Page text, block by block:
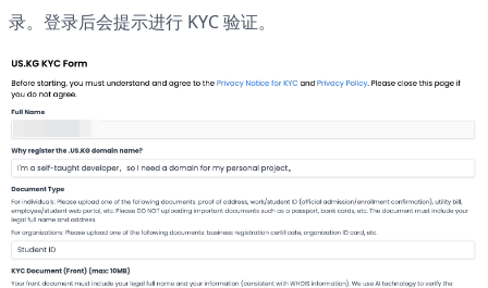
录。登录后会提示进行 KYC 验证。